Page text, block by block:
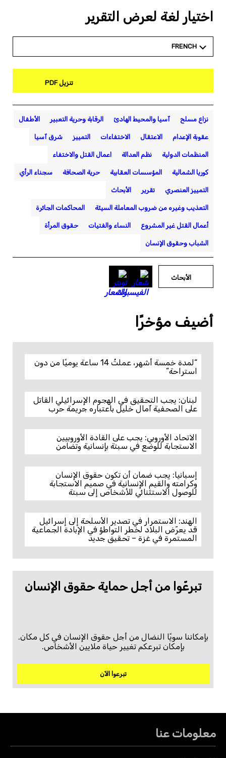
اختيار لغة لعرض التقرير
FRENCH
تنزيل PDF
نزاع مسلح آسيا والمحيط الهادئ الرقابة وحرية التعبير الأطفال
عقوبة الإعدام الاعتقال الاختفاءات التمييز شرق آسيا
المنظمات الدولية نظم العدالة اعمال القتل والاختفاء
كوريا الشمالية المؤسسات العقابية حرية الصحافة سجناء الرأي
التمييز العنصري تقرير الأبحاث
التعذيب وغيره من ضروب المعاملة السيئة المحاكمات الجائرة
أعمال القتل غير المشروع النساء والفتيات حقوق المرأة
الشباب وحقوق الإنسان
الأبحاث
أضيف مؤخرًا
“لمدة خمسة أشهر، عملتُ 14 ساعة يوميًا من دون
استراحة”
لبنان: يجب التحقيق في الهجوم الإسرائيلي القاتل
على الصحفية آمال خليل باعتباره جريمة حرب
الاتحاد الأوروبي: يجب على القادة الأوروبيين
الاستجابة للوضع في سبتة بإنسانية وتضامن
إسبانيا: يجب ضمان أن تكون حقوق الإنسان
وكرامته والقيم الإنسانية في صميم الاستجابة
للوصول الاستثنائي للأشخاص إلى سبتة
الهند: الاستمرار في تصدير الأسلحة إلى إسرائيل
قد يعرّض البلاد لخطر التواطؤ في الإبادة الجماعية
المستمرة في غزة – تحقيق جديد
تبرعّوا من أجل حماية حقوق الإنسان
بإمكاننا سويًا النضال من أجل حقوق الإنسان في كل مكان.
بإمكان تبرعكم تغيير حياة ملايين الأشخاص.
تبرعوا الآن
معلومات عنا